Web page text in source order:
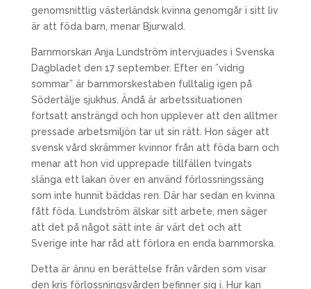
genomsnittlig västerländsk kvinna genomgår i sitt liv
är att föda barn, menar Bjurwald.
Barnmorskan Anja Lundström intervjuades i Svenska
Dagbladet den 17 september. Efter en ”vidrig
sommar” är barnmorskestaben fulltalig igen på
Södertälje sjukhus. Ändå är arbetssituationen
fortsatt ansträngd och hon upplever att den alltmer
pressade arbetsmiljön tar ut sin rätt. Hon säger att
svensk vård skrämmer kvinnor från att föda barn och
menar att hon vid upprepade tillfällen tvingats
slänga ett lakan över en använd förlossningssäng
som inte hunnit bäddas ren. Där har sedan en kvinna
fått föda. Lundström älskar sitt arbete, men säger
att det på något sätt inte är värt det och att
Sverige inte har råd att förlora en enda barnmorska.
Detta är ännu en berättelse från vården som visar
den kris förlossningsvården befinner sig i. Hur kan